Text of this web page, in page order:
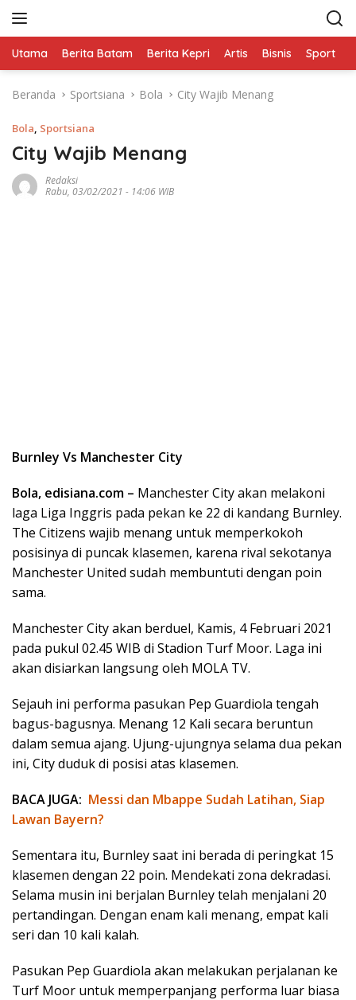
Utama Berita Batam Berita Kepri Artis Bisnis Sport
Beranda Sportsiana Bola City Wajib Menang
Bola, Sportsiana
City Wajib Menang
Redaksi
Rabu, 03/02/2021 - 14:06 WIB
Burnley Vs Manchester City
Bola, edisiana.com – Manchester City akan melakoni
laga Liga Inggris pada pekan ke 22 di kandang Burnley.
The Citizens wajib menang untuk memperkokoh
posisinya di puncak klasemen, karena rival sekotanya
Manchester United sudah membuntuti dengan poin
sama.
Manchester City akan berduel, Kamis, 4 Februari 2021
pada pukul 02.45 WIB di Stadion Turf Moor. Laga ini
akan disiarkan langsung oleh MOLA TV.
Sejauh ini performa pasukan Pep Guardiola tengah
bagus-bagusnya. Menang 12 Kali secara beruntun
dalam semua ajang. Ujung-ujungnya selama dua pekan
ini, City duduk di posisi atas klasemen.
BACA JUGA: Messi dan Mbappe Sudah Latihan, Siap
Lawan Bayern?
Sementara itu, Burnley saat ini berada di peringkat 15
klasemen dengan 22 poin. Mendekati zona dekradasi.
Selama musin ini berjalan Burnley telah menjalani 20
pertandingan. Dengan enam kali menang, empat kali
seri dan 10 kali kalah.
Pasukan Pep Guardiola akan melakukan perjalanan ke
Turf Moor untuk memperpanjang performa luar biasa